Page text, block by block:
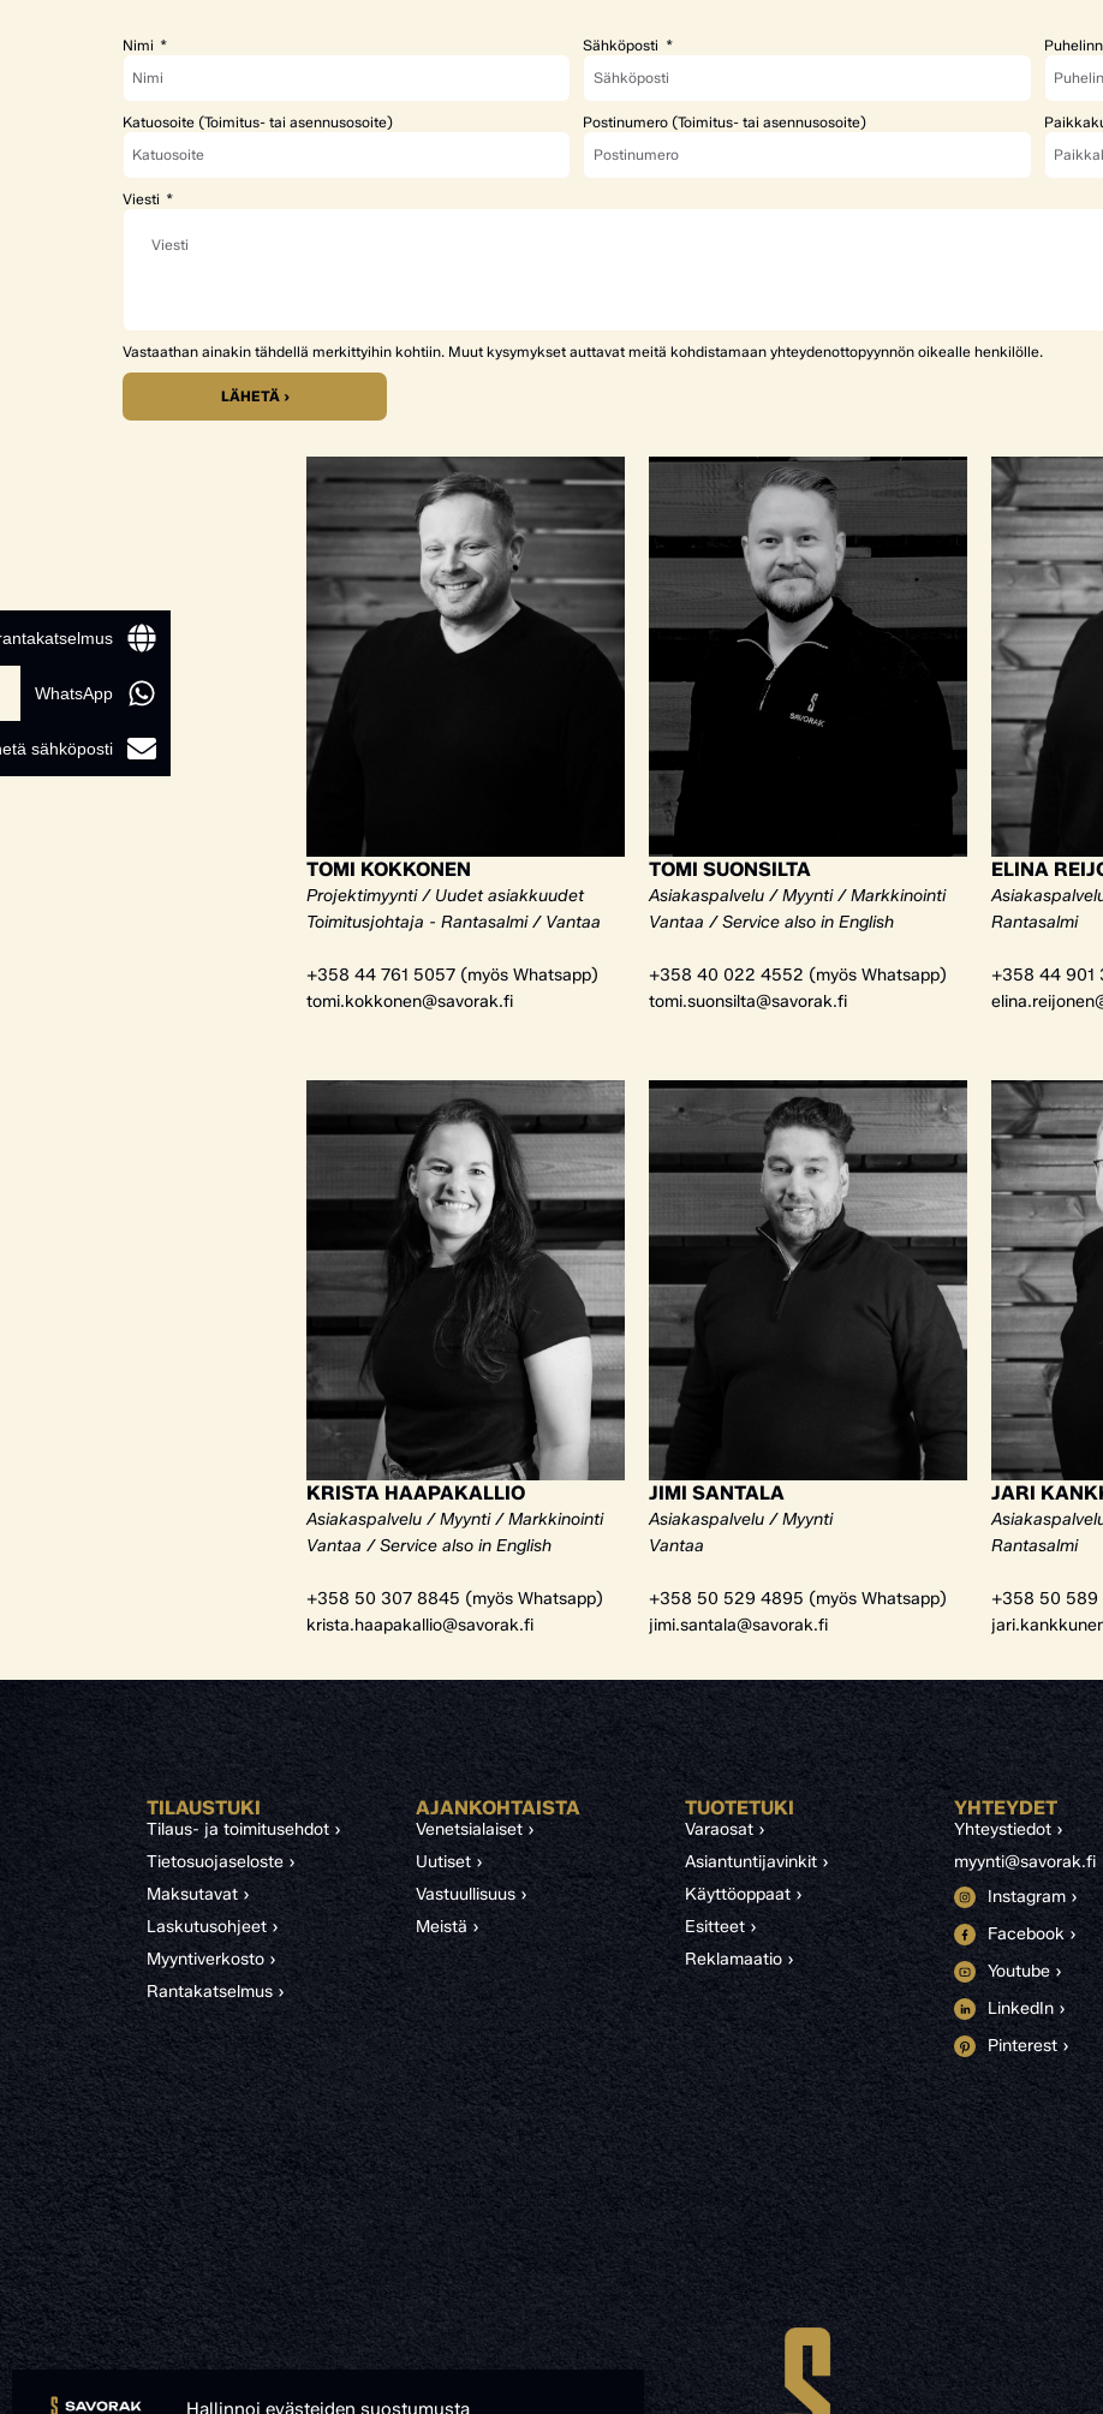
Hallinnoi evästeiden suostumusta
Nimi Sähköposti
Katuosoite (Toimitus- tai asennusosoite) Postinumero (Toimitus- tai asennusosoite)
Viesti
Vastaathan ainakin tähdellä merkittyihin kohtiin. Muut kysymykset auttavat meitä kohdistamaan yhteydenottopyynnön oikealle henkilölle.
LÄHETÄ ›
TOMI KOKKONEN
Projektimyynti / Uudet asiakkuudet
Toimitusjohtaja - Rantasalmi / Vantaa
+358 44 761 5057 (myös Whatsapp)
tomi.kokkonen@savorak.fi
TOMI SUONSILTA
Asiakaspalvelu / Myynti / Markkinointi
Vantaa / Service also in English
+358 40 022 4552 (myös Whatsapp)
tomi.suonsilta@savorak.fi
ELINA
Rantasalmi
+358 44 901
KRISTA HAAPAKALLIO
Asiakaspalvelu / Myynti / Markkinointi
Vantaa / Service also in English
+358 50 307 8845 (myös Whatsapp)
krista.haapakallio@savorak.fi
JIMI SANTALA
Asiakaspalvelu / Myynti
Vantaa
+358 50 529 4895 (myös Whatsapp)
jimi.santala@savorak.fi
JARI
Rantasalmi
+358 50 589
TILAUSTUKI
Tilaus- ja toimitusehdot ›
Tietosuojaseloste ›
Maksutavat ›
Laskutusohjeet ›
Myyntiverkosto ›
Rantakatselmus ›
AJANKOHTAISTA
Venetsialaiset ›
Uutiset ›
Vastuullisuus ›
Meistä ›
TUOTETUKI
Varaosat ›
Asiantuntijavinkit ›
Käyttöoppaat ›
Esitteet ›
Reklamaatio ›
YHTEYDET
Yhteystiedot ›
myynti@savorak.fi
Instagram ›
Facebook ›
Youtube ›
LinkedIn ›
Pinterest ›
WhatsApp
sähköposti